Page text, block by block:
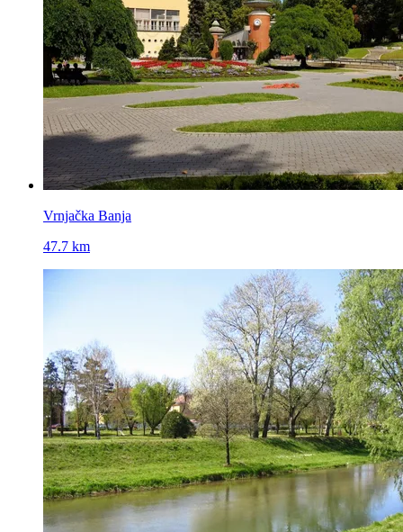
Vrnjačka Banja
47.7 km